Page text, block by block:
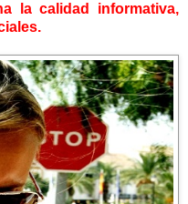
la calidad informativa,